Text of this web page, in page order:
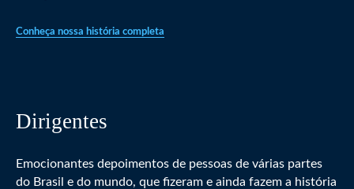
Conheça nossa história completa
Dirigentes
Emocionantes depoimentos de pessoas de várias partes
do Brasil e do mundo, que fizeram e ainda fazem a história